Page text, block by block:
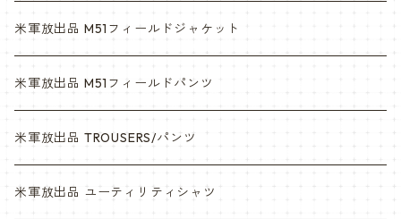
6c
デザート
デザートマーパット
ABU
3c
6c
デザート
デザートマーパット
米軍放出品 M51フィールドジャケット
米軍放出品 M51フィールドパンツ
米軍放出品 TROUSERS/パンツ
米軍放出品 ユーティリティシャツ